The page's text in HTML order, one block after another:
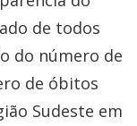
de todos
do número de
de óbitos
Sudeste em